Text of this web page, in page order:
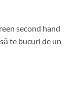
second hand
te bucuri de un